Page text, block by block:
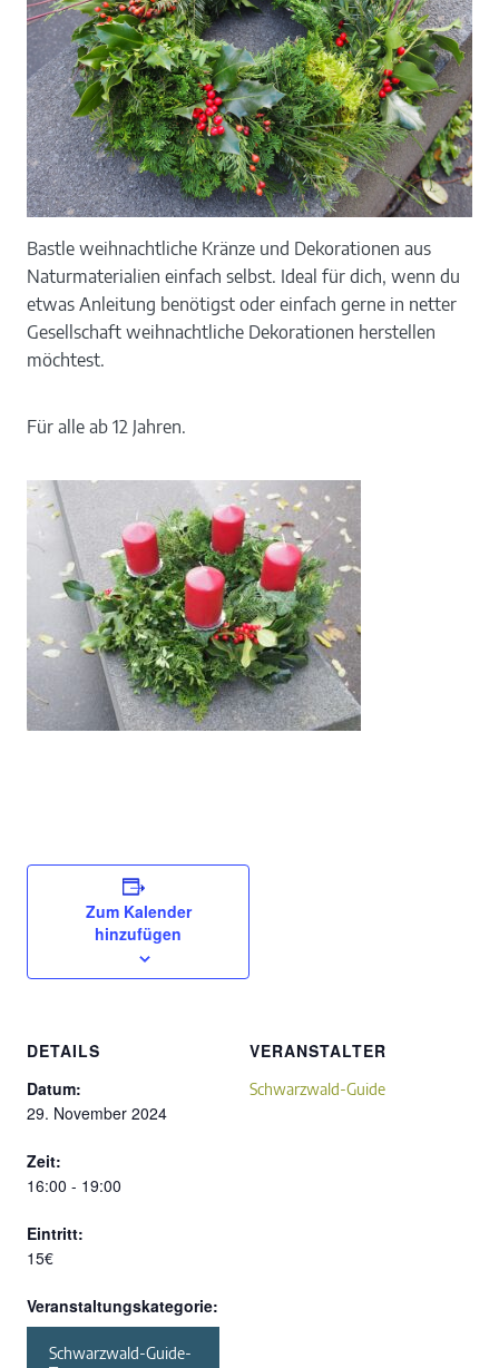
Bastle weihnachtliche Kränze und Dekorationen aus
Naturmaterialien einfach selbst. Ideal für dich, wenn du
etwas Anleitung benötigst oder einfach gerne in netter
Gesellschaft weihnachtliche Dekorationen herstellen
möchtest.
Für alle ab 12 Jahren.
Zum Kalender
hinzufügen
DETAILS
Datum:
29. November 2024
Zeit:
16:00 - 19:00
Eintritt:
15€
Veranstaltungskategorie:
Schwarzwald-Guide-
VERANSTALTER
Schwarzwald-Guide